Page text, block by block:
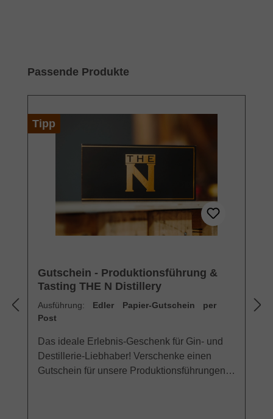
Produktgalerie überspringen
Passende Produkte
Tipp
Gutschein - Produktionsführung &
Tasting THE N Distillery
Ausführung: Edler Papier-Gutschein per
Post
Das ideale Erlebnis-Geschenk für Gin- und
Destillerie-Liebhaber! Verschenke einen
Gutschein für unsere Produktionsführungen